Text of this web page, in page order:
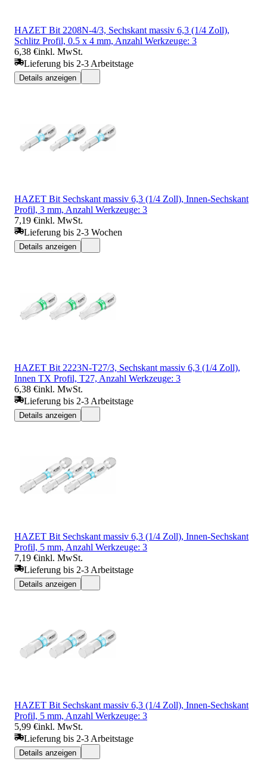
HAZET Bit 2208N-4/3, Sechskant massiv 6,3 (1/4 Zoll),
Schlitz Profil, 0.5 x 4 mm, Anzahl Werkzeuge: 3
6,38 €inkl. MwSt.
Lieferung bis 2-3 Arbeitstage
Details anzeigen
HAZET Bit Sechskant massiv 6,3 (1/4 Zoll), Innen-Sechskant
Profil, 3 mm, Anzahl Werkzeuge: 3
7,19 €inkl. MwSt.
Lieferung bis 2-3 Wochen
Details anzeigen
HAZET Bit 2223N-T27/3, Sechskant massiv 6,3 (1/4 Zoll),
Innen TX Profil, T27, Anzahl Werkzeuge: 3
6,38 €inkl. MwSt.
Lieferung bis 2-3 Arbeitstage
Details anzeigen
HAZET Bit Sechskant massiv 6,3 (1/4 Zoll), Innen-Sechskant
Profil, 5 mm, Anzahl Werkzeuge: 3
7,19 €inkl. MwSt.
Lieferung bis 2-3 Arbeitstage
Details anzeigen
HAZET Bit Sechskant massiv 6,3 (1/4 Zoll), Innen-Sechskant
Profil, 5 mm, Anzahl Werkzeuge: 3
5,99 €inkl. MwSt.
Lieferung bis 2-3 Arbeitstage
Details anzeigen